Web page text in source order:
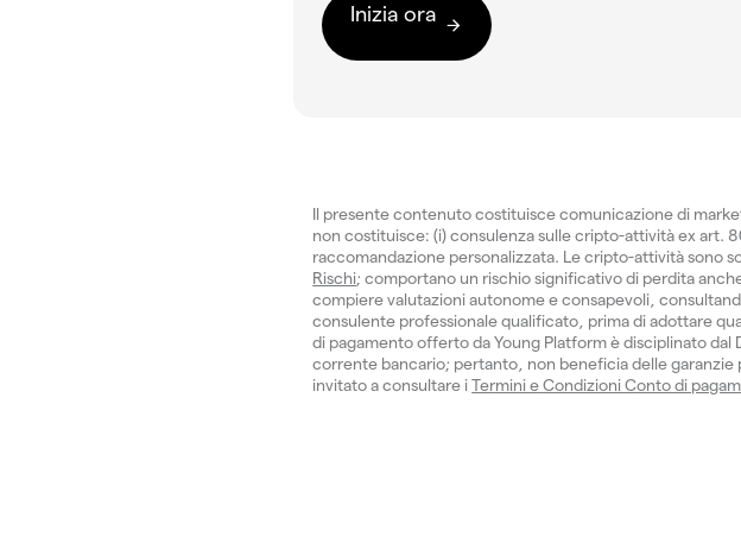
Inizia ora
Il presente contenuto costituisce comunicazione di
non costituisce: (i) consulenza sulle cripto-attività ex art.
raccomandazione personalizzata. Le cripto-attività sono
Rischi; comportano un rischio significativo di perdita
compiere valutazioni autonome e consapevoli,
consulente professionale qualificato, prima di adottare
di pagamento offerto da Young Platform è disciplinato
corrente bancario; pertanto, non beneficia delle garanzie
invitato a consultare iTermini e Condizioni Conto di